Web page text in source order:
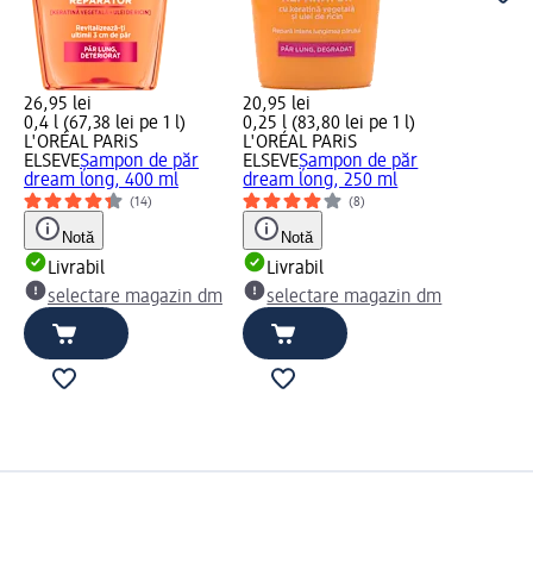
26,95 lei
0,4 l (67,38 lei pe 1 l)
L'ORÉAL PARiS
ELSEVEȘampon de păr
dream long, 400 ml
(14)
Notă
Livrabil
selectare magazin dm
20,95 lei
0,25 l (83,80 lei pe 1 l)
L'ORÉAL PARiS
ELSEVEŞampon de păr
dream long, 250 ml
(8)
Notă
Livrabil
selectare magazin dm